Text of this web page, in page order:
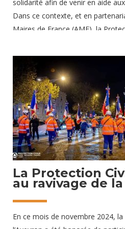
solidarité afin de venir en aide
Dans ce contexte, et en
Maires de France (AMF), la
tout en accompagnant les élus et
cette tragédie sans précédent.
historique Avec des vents
Chido est le plus violent que l’île
fait, les conséquences sont
18 décembre 2024
La Protection
au ravivage de
En ce mois de novembre 2024,